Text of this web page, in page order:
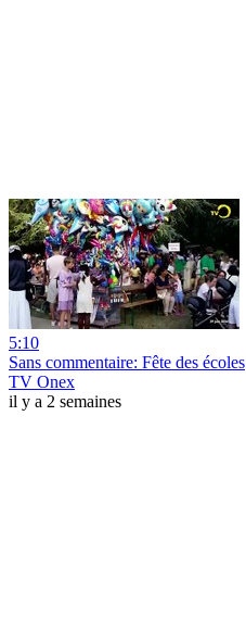
5:10
Sans commentaire: Fête des écoles
TV Onex
il y a 2 semaines